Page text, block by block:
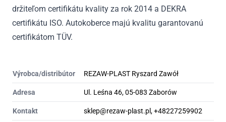
držiteľom certifikátu kvality za rok 2014 a DEKRA
certifikátu ISO. Autokoberce majú kvalitu garantovanú
certifikátom TÜV.
Výrobca/distribútor REZAW-PLAST Ryszard Zawół
Adresa Ul. Leśna 46, 05-083 Zaborów
Kontakt sklep@rezaw-plast.pl, +48227259902